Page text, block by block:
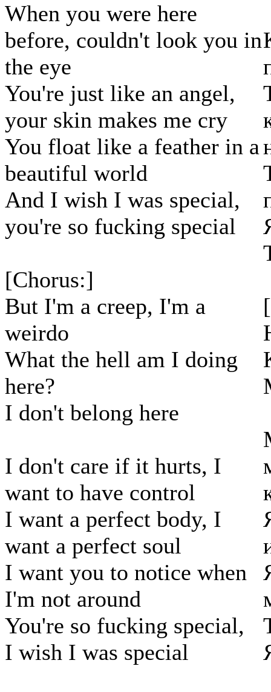
When you were here
before, couldn't look you in
the eye
You're just like an angel,
your skin makes me cry
You float like a feather in a
beautiful world
And I wish I was special,
you're so fucking special
[Chorus:]
But I'm a creep, I'm a
weirdo
What the hell am I doing
here?
I don't belong here
I don't care if it hurts, I
want to have control
I want a perfect body, I
want a perfect soul
I want you to notice when
I'm not around
You're so fucking special,
I wish I was special